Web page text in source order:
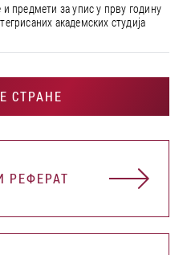
и предмети за упис у прву годину
академских студија
СТРАНЕ
РЕФЕРАТ